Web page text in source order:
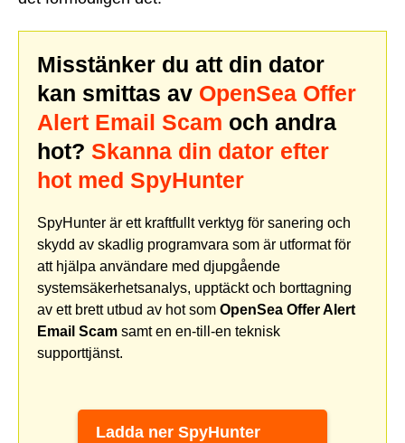
Misstänker du att din dator
kan smittas av OpenSea Offer
Alert Email Scam och andra
hot? Skanna din dator efter
hot med SpyHunter
SpyHunter är ett kraftfullt verktyg för sanering och
skydd av skadlig programvara som är utformat för
att hjälpa användare med djupgående
systemsäkerhetsanalys, upptäckt och borttagning
av ett brett utbud av hot som OpenSea Offer Alert
Email Scam samt en en-till-en teknisk
supporttjänst.
Ladda ner SpyHunter